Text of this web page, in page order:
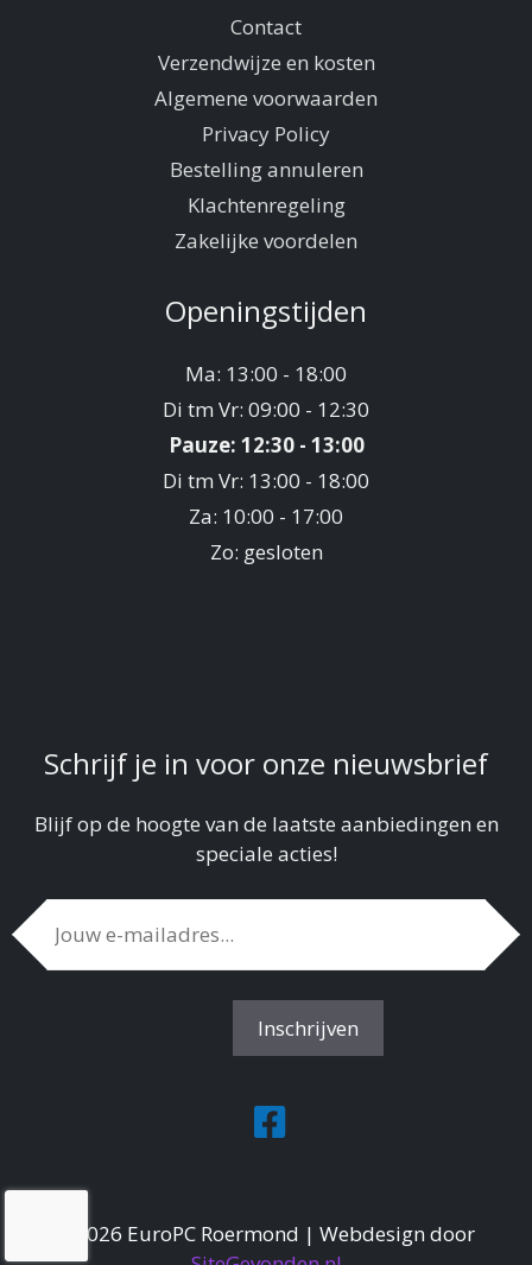
Contact
Verzendwijze en kosten
Algemene voorwaarden
Privacy Policy
Bestelling annuleren
Klachtenregeling
Zakelijke voordelen
Openingstijden
Ma: 13:00 - 18:00
Di tm Vr: 09:00 - 12:30
Pauze: 12:30 - 13:00
Di tm Vr: 13:00 - 18:00
Za: 10:00 - 17:00
Zo: gesloten
Schrijf je in voor onze nieuwsbrief
Blijf op de hoogte van de laatste aanbiedingen en
speciale acties!
©2026 EuroPC Roermond | Webdesign door